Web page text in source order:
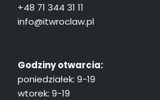
+48 71 344 31 11
info@itwroclaw.pl
Godziny otwarcia:
poniedziałek: 9-19
wtorek: 9-19